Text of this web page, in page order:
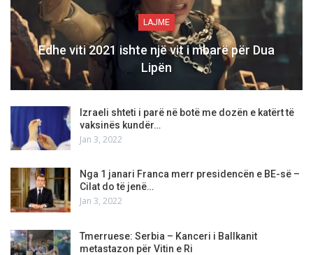
LAJME
Edhe viti 2021 ishte një vit i mbarë për Dua
Lipën
Izraeli shteti i parë në botë me dozën e katërt të
vaksinës kundër…
Jan 3, 2022
Nga 1 janari Franca merr presidencën e BE-së –
Cilat do të jenë…
Jan 3, 2022
Tmerruese: Serbia – Kanceri i Ballkanit
metastazon për Vitin e Ri